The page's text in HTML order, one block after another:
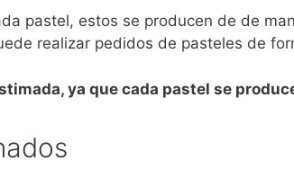
pastel, estos se producen de de
realizar pedidos de pasteles de
ya que cada pastel se